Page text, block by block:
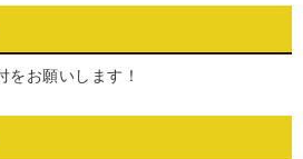
をお願いします！